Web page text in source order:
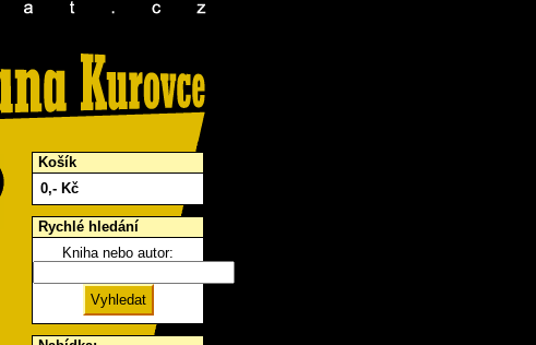
Košík
0,- Kč
Rychlé hledání
Kniha nebo autor: